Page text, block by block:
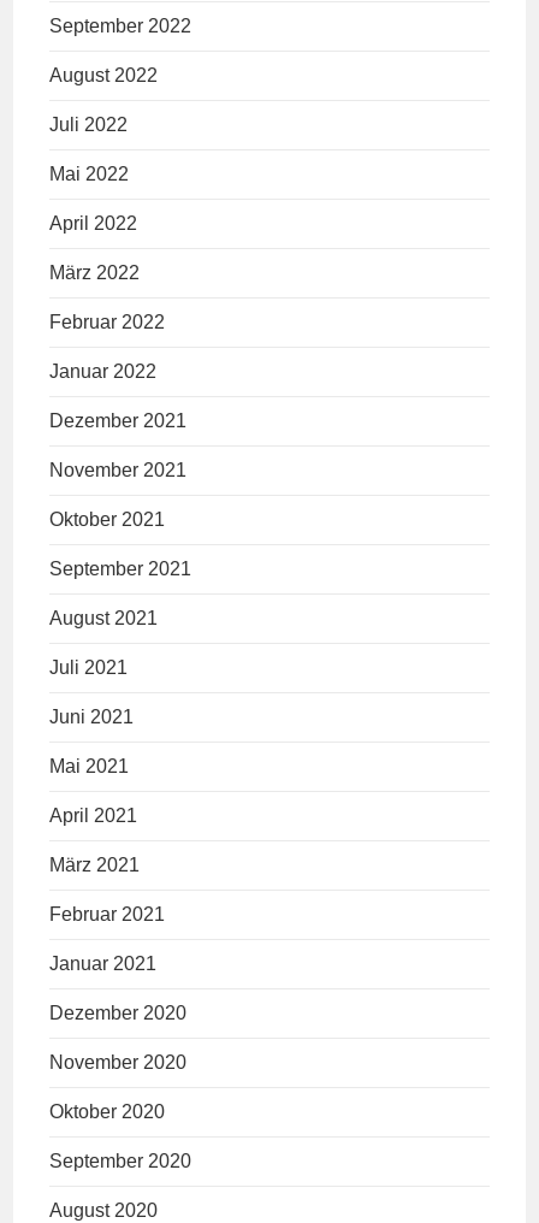
September 2022
August 2022
Juli 2022
Mai 2022
April 2022
März 2022
Februar 2022
Januar 2022
Dezember 2021
November 2021
Oktober 2021
September 2021
August 2021
Juli 2021
Juni 2021
Mai 2021
April 2021
März 2021
Februar 2021
Januar 2021
Dezember 2020
November 2020
Oktober 2020
September 2020
August 2020